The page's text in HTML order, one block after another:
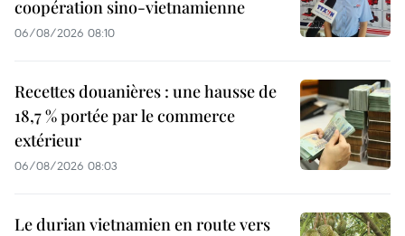
coopération sino-vietnamienne
06/08/2026 08:10
Recettes douanières : une hausse de
18,7 % portée par le commerce
extérieur
06/08/2026 08:03
Le durian vietnamien en route vers